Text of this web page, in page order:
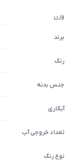
وزن
برند
رنگ
جنس بدنه
آبکاری
تعداد خروجی آب
نوع رنگ